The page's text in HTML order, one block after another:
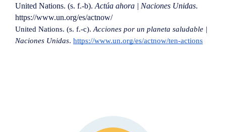
United Nations. (s. f.-b). Actúa ahora | Naciones Unidas.
https://www.un.org/es/actnow/
United Nations. (s. f.-c). Acciones por un planeta saludable |
Naciones Unidas. https://www.un.org/es/actnow/ten-actions